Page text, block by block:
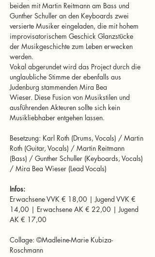
beiden mit Martin Reitmann am Bass und
Gunther Schuller an den Keyboards zwei
versierte Musiker eingeladen, die mit hohem
improvisatorischem Geschick Glanzstücke
der Musikgeschichte zum Leben erwecken
werden.
Vokal abgerundet wird das Project durch die
unglaubliche Stimme der ebenfalls aus
Judenburg stammenden Mira Bea
Wieser. Diese Fusion von Musikstilen und
ausführenden Akteuren sollte sich kein
Musikliebhaber entgehen lassen.
Besetzung: Karl Roth (Drums, Vocals) / Martin
Roth (Guitar, Vocals) / Martin Reitmann
(Bass) / Gunther Schuller (Keyboards, Vocals)
/ Mira Bea Wieser (Lead Vocals)
Infos:
Erwachsene VVK € 18,00 | Jugend VVK €
14,00 | Erwachsene AK € 22,00 | Jugend
AK € 17,00
Collage: ©Madleine-Marie Kubiza-
Roschmann